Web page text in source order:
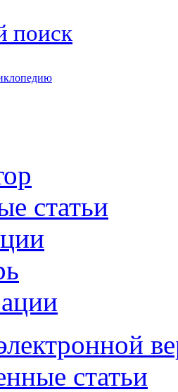
поиск
статьи
статьи